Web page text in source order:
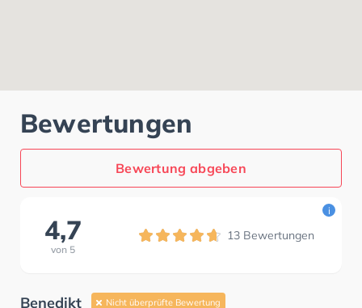
Bewertungen
Bewertung abgeben
4,7
von 5
13 Bewertungen
i
Benedikt Nicht überprüfte Bewertung